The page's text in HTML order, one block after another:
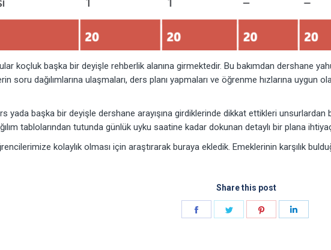
koçluk başka bir deyişle rehberlik alanına girmektedir. Bu bakımdan dershane
soru dağılımlarına ulaşmaları, ders planı yapmaları ve öğrenme hızlarına
yada başka bir deyişle dershane arayışına girdiklerinde dikkat ettikleri
tablolarından tutunda günlük uyku saatine kadar dokunan detaylı bir plana
kolaylık olması için araştırarak buraya ekledik. Emeklerinin karşılık
Share this post